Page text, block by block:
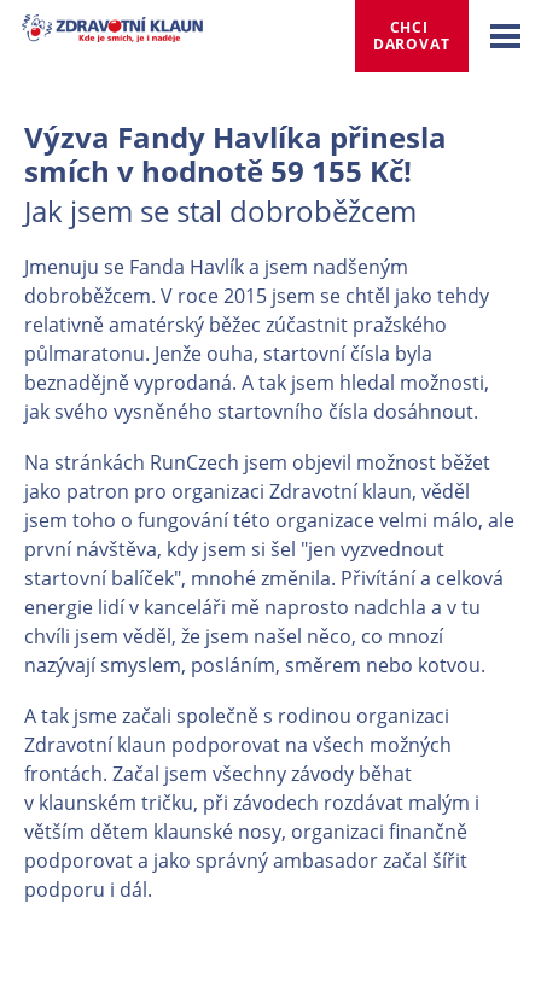
CHCI
DAROVAT
Výzva Fandy Havlíka přinesla
smích v hodnotě 59 155 Kč!
Jak jsem se stal dobroběžcem
Jmenuju se Fanda Havlík a jsem nadšeným
dobroběžcem. V roce 2015 jsem se chtěl jako tehdy
relativně amatérský běžec zúčastnit pražského
půlmaratonu. Jenže ouha, startovní čísla byla
beznadějně vyprodaná. A tak jsem hledal možnosti,
jak svého vysněného startovního čísla dosáhnout.
Na stránkách RunCzech jsem objevil možnost běžet
jako patron pro organizaci Zdravotní klaun, věděl
jsem toho o fungování této organizace velmi málo, ale
první návštěva, kdy jsem si šel "jen vyzvednout
startovní balíček", mnohé změnila. Přivítání a celková
energie lidí v kanceláři mě naprosto nadchla a v tu
chvíli jsem věděl, že jsem našel něco, co mnozí
nazývají smyslem, posláním, směrem nebo kotvou.
A tak jsme začali společně s rodinou organizaci
Zdravotní klaun podporovat na všech možných
frontách. Začal jsem všechny závody běhat
v klaunském tričku, při závodech rozdávat malým i
větším dětem klaunské nosy, organizaci finančně
podporovat a jako správný ambasador začal šířit
podporu i dál.